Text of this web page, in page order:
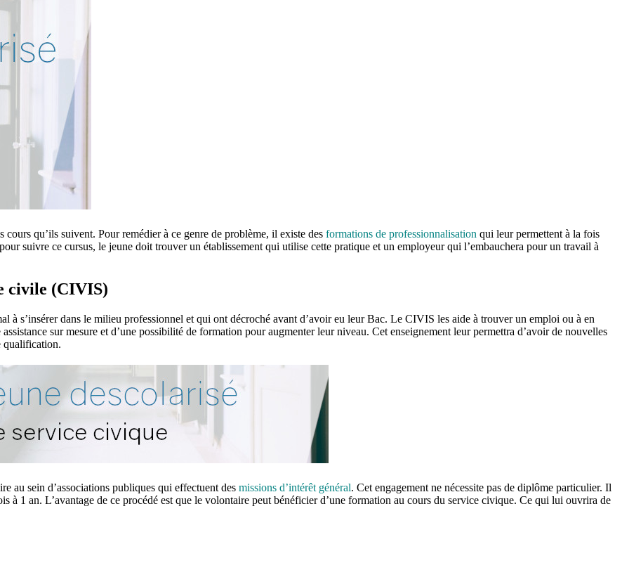
qu’ils suivent. Pour remédier à ce genre de problème, il existe des formations de professionnalisation qui leur permettent à la fois
suivre ce cursus, le jeune doit trouver un établissement qui utilise cette pratique et un employeur qui l’embauchera pour un travail à
civile (CIVIS)
à s’insérer dans le milieu professionnel et qui ont décroché avant d’avoir eu leur Bac. Le CIVIS les aide à trouver un emploi ou à en
sur mesure et d’une possibilité de formation pour augmenter leur niveau. Cet enseignement leur permettra d’avoir de nouvelles
qualification.
au sein d’associations publiques qui effectuent des missions d’intérêt général. Cet engagement ne nécessite pas de diplôme particulier. Il
à 1 an. L’avantage de ce procédé est que le volontaire peut bénéficier d’une formation au cours du service civique. Ce qui lui ouvrira de